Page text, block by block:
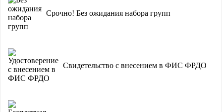
Срочно! Без ожидания набора групп
Свидетельство с внесением в ФИС ФРДО